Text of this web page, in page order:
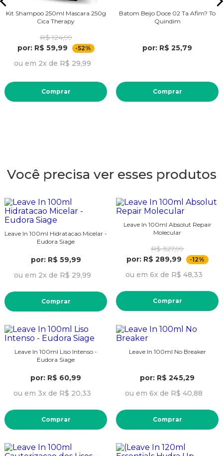
Kit Shampoo 250ml Mascara 250g
Cica Therapy
R$ 124,99
por: R$ 59,99
-52%
ou em 2x de R$ 29,99
Comprar
Batom Beijo Doce 02 Ta Afim? To
Quindim
por: R$ 25,79
Comprar
Você precisa ver esses produtos
Leave In 100ml Hidratacao Micelar -
Eudora Siage
por: R$ 59,99
ou em 2x de R$ 29,99
Comprar
Leave In 100ml Absolut Repair
Molecular
R$ 327,99
por: R$ 289,99
-12%
ou em 6x de R$ 48,33
Comprar
Leave In 100ml Liso Intenso -
Eudora Siage
por: R$ 60,99
ou em 3x de R$ 20,33
Comprar
Leave In 100ml No Breaker
por: R$ 245,29
ou em 6x de R$ 40,88
Comprar